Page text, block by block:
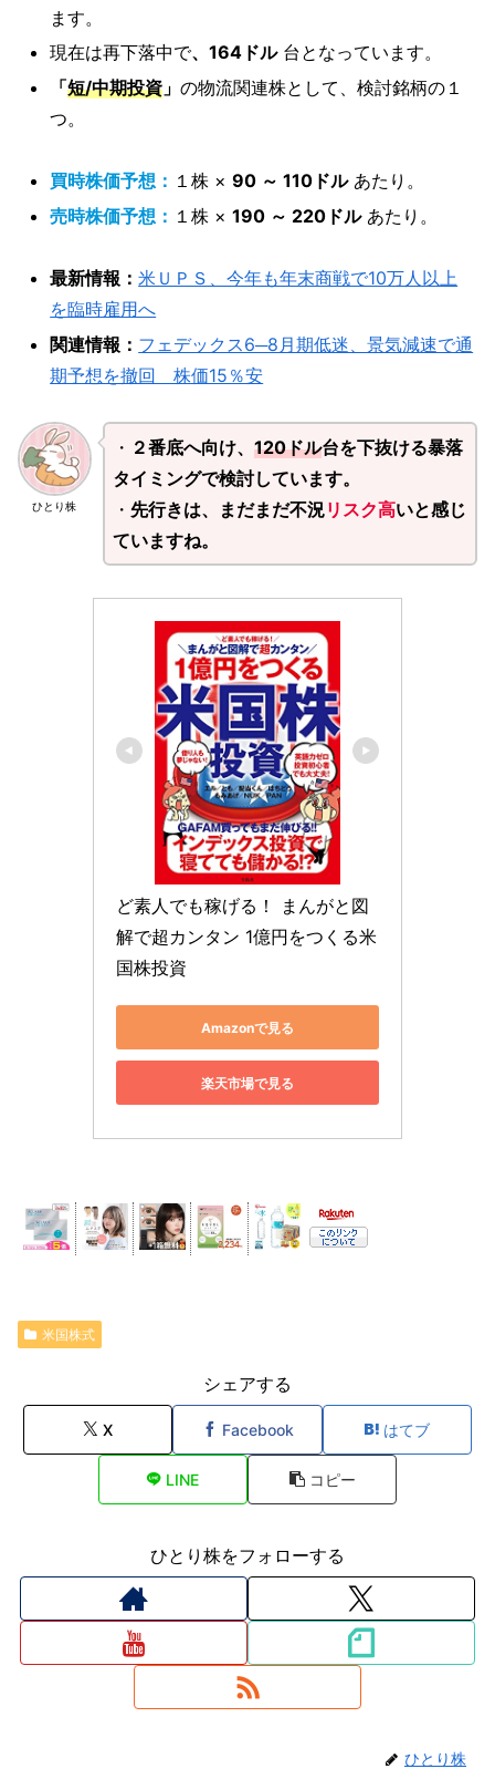
ます。
現在は再下落中で、164ドル台となっています。
「短/中期投資 」の物流関連株として、検討銘柄の１
つ。
買時株価予想： １株 ×90 ～ 110ドルあたり。
売時株価予想： １株 ×190 ～ 220ドルあたり。
最新情報：米ＵＰＳ、今年も年末商戦で10万人以上
を臨時雇用へ
関連情報： フェデックス6─8月期低迷、景気減速で通
期予想を撤回 株価15％安
ひとり株
・ ２番底へ向け、 120ドル台を下抜ける暴落
タイミングで検討しています。
・ 先行きは、まだまだ不況リスク高いと感じ
ていますね。
ど素人でも稼げる！ まんがと図
解で超カンタン 1億円をつくる米
国株投資
Amazonで見る
楽天市場で見る
米国株式
シェアする
X Facebook はてブ
LINE コピー
ひとり株をフォローする
ひとり株